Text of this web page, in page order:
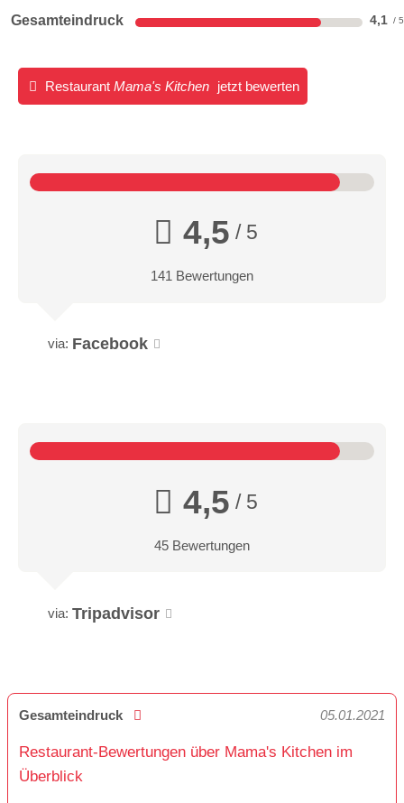
Gesamteindruck 4,1
Restaurant Mama's Kitchen jetzt bewerten
4,5 / 5
141 Bewertungen
via: Facebook
4,5 / 5
45 Bewertungen
via: Tripadvisor
Gesamteindruck 05.01.2021
Restaurant-Bewertungen über Mama's Kitchen im
Überblick